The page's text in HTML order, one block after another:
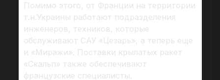
Помимо этого, от Франции на территории
т.н.Украины работают подразделения
инженеров, техников, которые
обслуживают САУ «Цезарь», а теперь еще
и «Миражи». Поставки крылатых ракет
«Скальп» также обеспечивают
французские специалисты.